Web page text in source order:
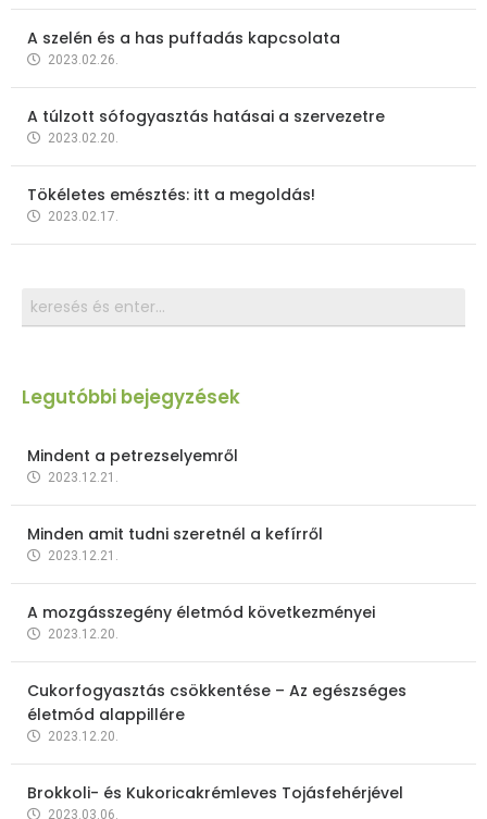
A szelén és a has puffadás kapcsolata
2023.02.26.
A túlzott sófogyasztás hatásai a szervezetre
2023.02.20.
Tökéletes emésztés: itt a megoldás!
2023.02.17.
Legutóbbi bejegyzések
Mindent a petrezselyemről
2023.12.21.
Minden amit tudni szeretnél a kefírről
2023.12.21.
A mozgásszegény életmód következményei
2023.12.20.
Cukorfogyasztás csökkentése – Az egészséges
életmód alappillére
2023.12.20.
Brokkoli- és Kukoricakrémleves Tojásfehérjével
2023.03.06.